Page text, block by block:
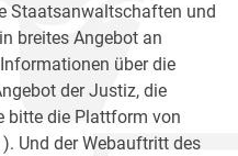
Staatsanwaltschaften und
breites Angebot an
über die
der Justiz, die
bitte die Plattform von
). Und der Webauftritt des